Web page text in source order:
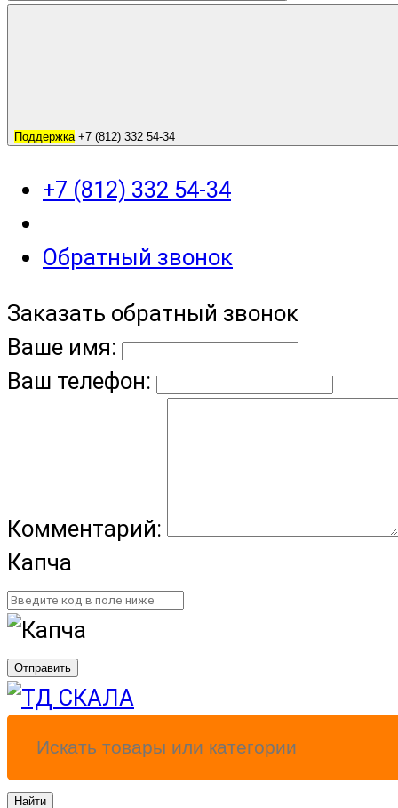
Поддержка +7 (812) 332 54-34
+7 (812) 332 54-34
Обратный звонок
Заказать обратный звонок
Ваше имя:
Ваш телефон:
Комментарий:
Капча
Отправить
Найти